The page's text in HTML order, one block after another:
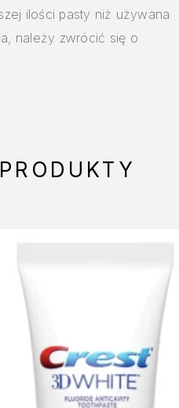
ilości pasty niż używana
należy zwrócić się o